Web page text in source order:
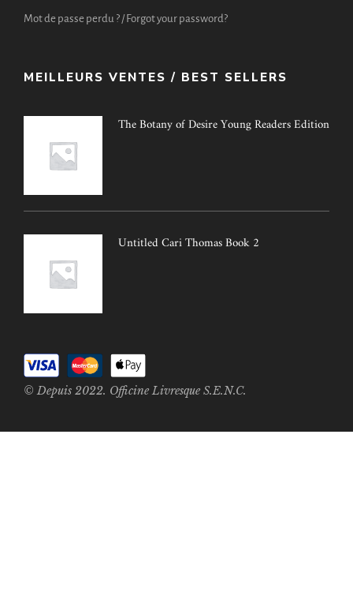
Mot de passe perdu ? / Forgot your password?
MEILLEURS VENTES / BEST SELLERS
The Botany of Desire Young Readers Edition
Untitled Cari Thomas Book 2
© Depuis 2022. Officine Livresque S.E.N.C.